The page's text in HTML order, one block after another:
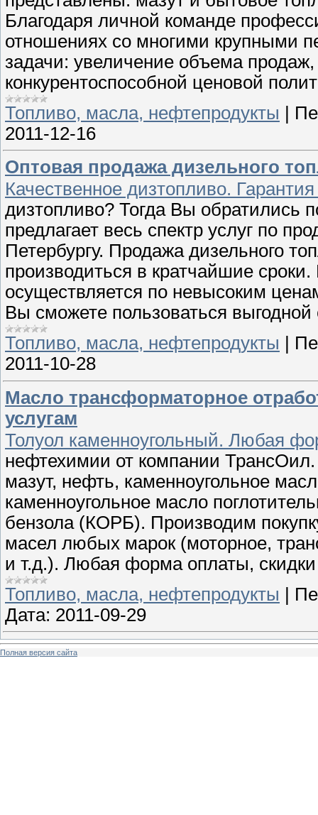
Благодаря личной команде
отношениях со многими крупными
задачи: увеличение объема
конкурентоспособной ценовой
Топливо, масла, нефтепродукты |
2011-12-16
Оптовая продажа дизельного
Качественное дизтопливо. Гарантия
дизтопливо? Тогда Вы
предлагает весь спектр услуг по
Петербургу. Продажа дизельного
производиться в кратчайшие
осуществляется по невысоким
Вы сможете пользоваться выгодной
Топливо, масла, нефтепродукты
2011-10-28
Масло трансформаторное
услугам
Толуол каменноугольный. Любая
нефтехимии от компании
мазут, нефть, каменноугольное
каменноугольное масло
бензола (КОРБ). Производим
масел любых марок (моторное,
и т.д.). Любая форма оплаты,
Топливо, масла, нефтепродукты
Дата: 2011-09-29
Полная версия сайта